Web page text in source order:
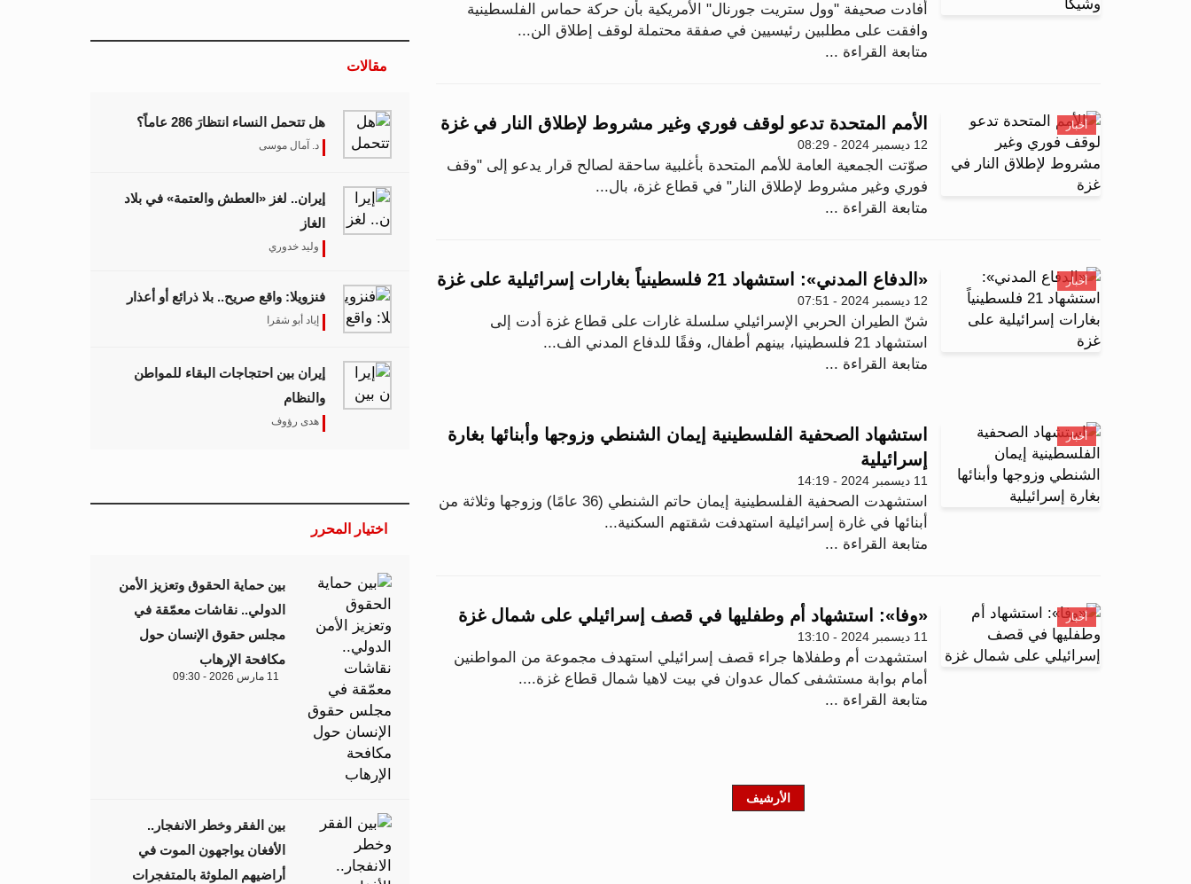
أفادت صحيفة "وول ستريت جورنال" الأمريكية بأن حركة حماس الفلسطينية
وافقت على مطلبين رئيسيين في صفقة محتملة لوقف إطلاق الن...
متابعة القراءة ...
أخبار الأمم المتحدة تدعو لوقف فوري وغير مشروط لإطلاق النار في غزة
12 ديسمبر 2024 - 08:29
صوّتت الجمعية العامة للأمم المتحدة بأغلبية ساحقة لصالح قرار يدعو إلى "وقف
فوري وغير مشروط لإطلاق النار" في قطاع غزة، بال...
متابعة القراءة ...
أخبار «الدفاع المدني»: استشهاد 21 فلسطينياً بغارات إسرائيلية على غزة
12 ديسمبر 2024 - 07:51
شنّ الطيران الحربي الإسرائيلي سلسلة غارات على قطاع غزة أدت إلى
استشهاد 21 فلسطينيا، بينهم أطفال، وفقًا للدفاع المدني الف...
متابعة القراءة ...
أخبار
استشهاد الصحفية الفلسطينية إيمان الشنطي وزوجها وأبنائها بغارة
إسرائيلية
11 ديسمبر 2024 - 14:19
استشهدت الصحفية الفلسطينية إيمان حاتم الشنطي (36 عامًا) وزوجها وثلاثة من
أبنائها في غارة إسرائيلية استهدفت شقتهم السكنية...
متابعة القراءة ...
أخبار «وفا»: استشهاد أم وطفليها في قصف إسرائيلي على شمال غزة
11 ديسمبر 2024 - 13:10
استشهدت أم وطفلاها جراء قصف إسرائيلي استهدف مجموعة من المواطنين
أمام بوابة مستشفى كمال عدوان في بيت لاهيا شمال قطاع غزة....
متابعة القراءة ...
الأرشيف
مقالات
هل تتحمل النساء انتظارَ 286 عاماً؟
د. آمال موسى
إيران.. لغز «العطش والعتمة» في بلاد
الغاز
وليد خدوري
فنزويلا: واقع صريح.. بلا ذرائع أو أعذار
إياد أبو شقرا
إيران بين احتجاجات البقاء للمواطن
والنظام
هدى رؤوف
اختيار المحرر
بين حماية الحقوق وتعزيز الأمن
الدولي.. نقاشات معمّقة في
مجلس حقوق الإنسان حول
مكافحة الإرهاب
11 مارس 2026 - 09:30
بين الفقر وخطر الانفجار..
الأفغان يواجهون الموت في
أراضيهم الملوثة بالمتفجرات